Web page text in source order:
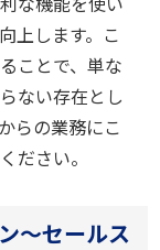
上します。こ
ことで、単な
ない存在とし
らの業務にこ
ださい。
～セールス